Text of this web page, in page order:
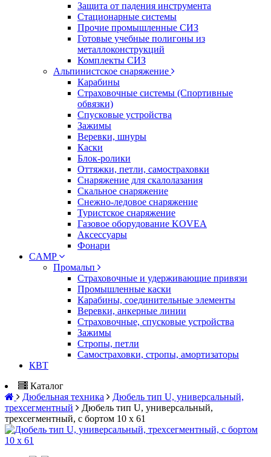
Защита от падения инструмента
Стационарные системы
Прочие промышленные СИЗ
Готовые учебные полигоны из
металлоконструкций
Комплекты СИЗ
Альпинистское снаряжение
Карабины
Страховочные системы (Спортивные
обвязки)
Спусковые устройства
Зажимы
Веревки, шнуры
Каски
Блок-ролики
Оттяжки, петли, самостраховки
Снаряжение для скалолазания
Скальное снаряжение
Снежно-ледовое снаряжение
Туристское снаряжение
Газовое оборудование KOVEA
Аксессуары
Фонари
CAMP
Промальп
Страховочные и удерживающие привязи
Промышленные каски
Карабины, соединительные элементы
Веревки, анкерные линии
Страховочные, спусковые устройства
Зажимы
Стропы, петли
Самостраховки, стропы, амортизаторы
КВТ
Каталог
Дюбельная техника
Дюбель тип U, универсальный,
трехсегментный
Дюбель тип U, универсальный,
трехсегментный, с бортом 10 х 61